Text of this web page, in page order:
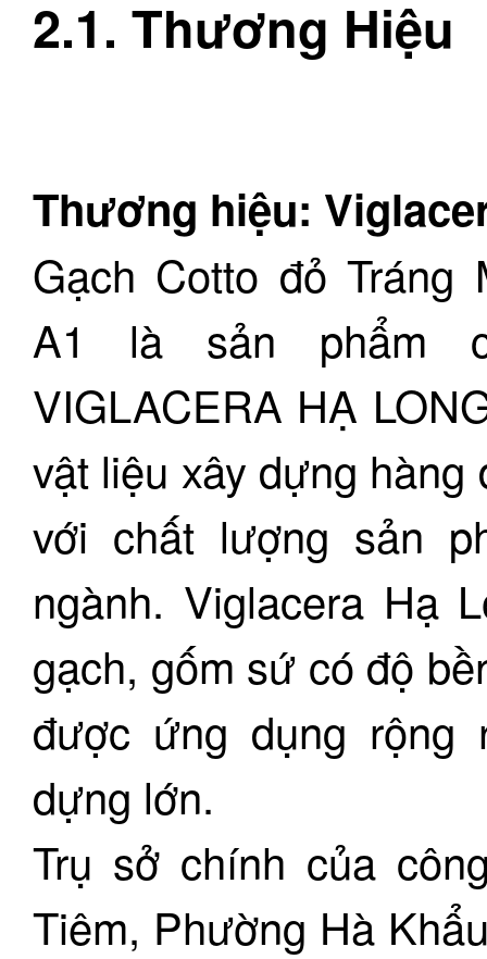
2.1. Thương Hiệu
Thương hiệu:
Gạch Cotto đỏ Tráng
A1 là sản phẩm
VIGLACERA HẠ
vật liệu xây dựng
với chất lượng sản
ngành. Viglacera Hạ
gạch, gốm sứ có độ
được ứng dụng rộng
dựng lớn.
Trụ sở chính của
Tiêm, Phường Hà